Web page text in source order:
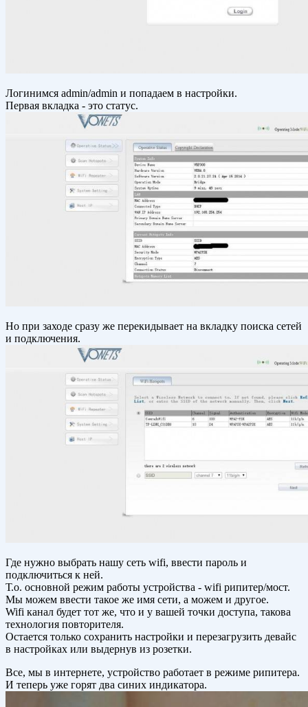
Логинимся admin/admin и попадаем в настройки.
Первая вкладка - это статус.
Но при заходе сразу же перекидывает на вкладку поиска сетей
и подключения.
Где нужно выбрать нашу сеть wifi, ввести пароль и
подключиться к ней.
Т.о. основной режим работы устройства - wifi рипитер/мост.
Мы можем ввести такое же имя сети, а можем и другое.
Wifi канал будет тот же, что и у вашей точки доступа, такова
технология повторителя.
Остается только сохранить настройки и перезагрузить девайс
в настройках или выдернув из розетки.
Все, мы в интернете, устройство работает в режиме рипитера.
И теперь уже горят два синих индикатора.